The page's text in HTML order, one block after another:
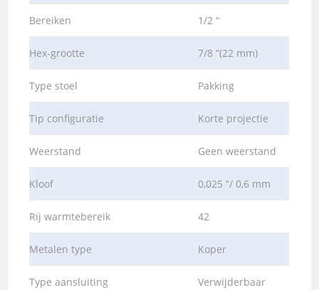
Bereiken 1/2 “
Hex-grootte 7/8 “(22 mm)
Type stoel Pakking
Tip configuratie Korte projectie
Weerstand Geen weerstand
Kloof 0,025 “/ 0,6 mm
Rij warmtebereik 42
Metalen type Koper
Type aansluiting Verwijderbaar